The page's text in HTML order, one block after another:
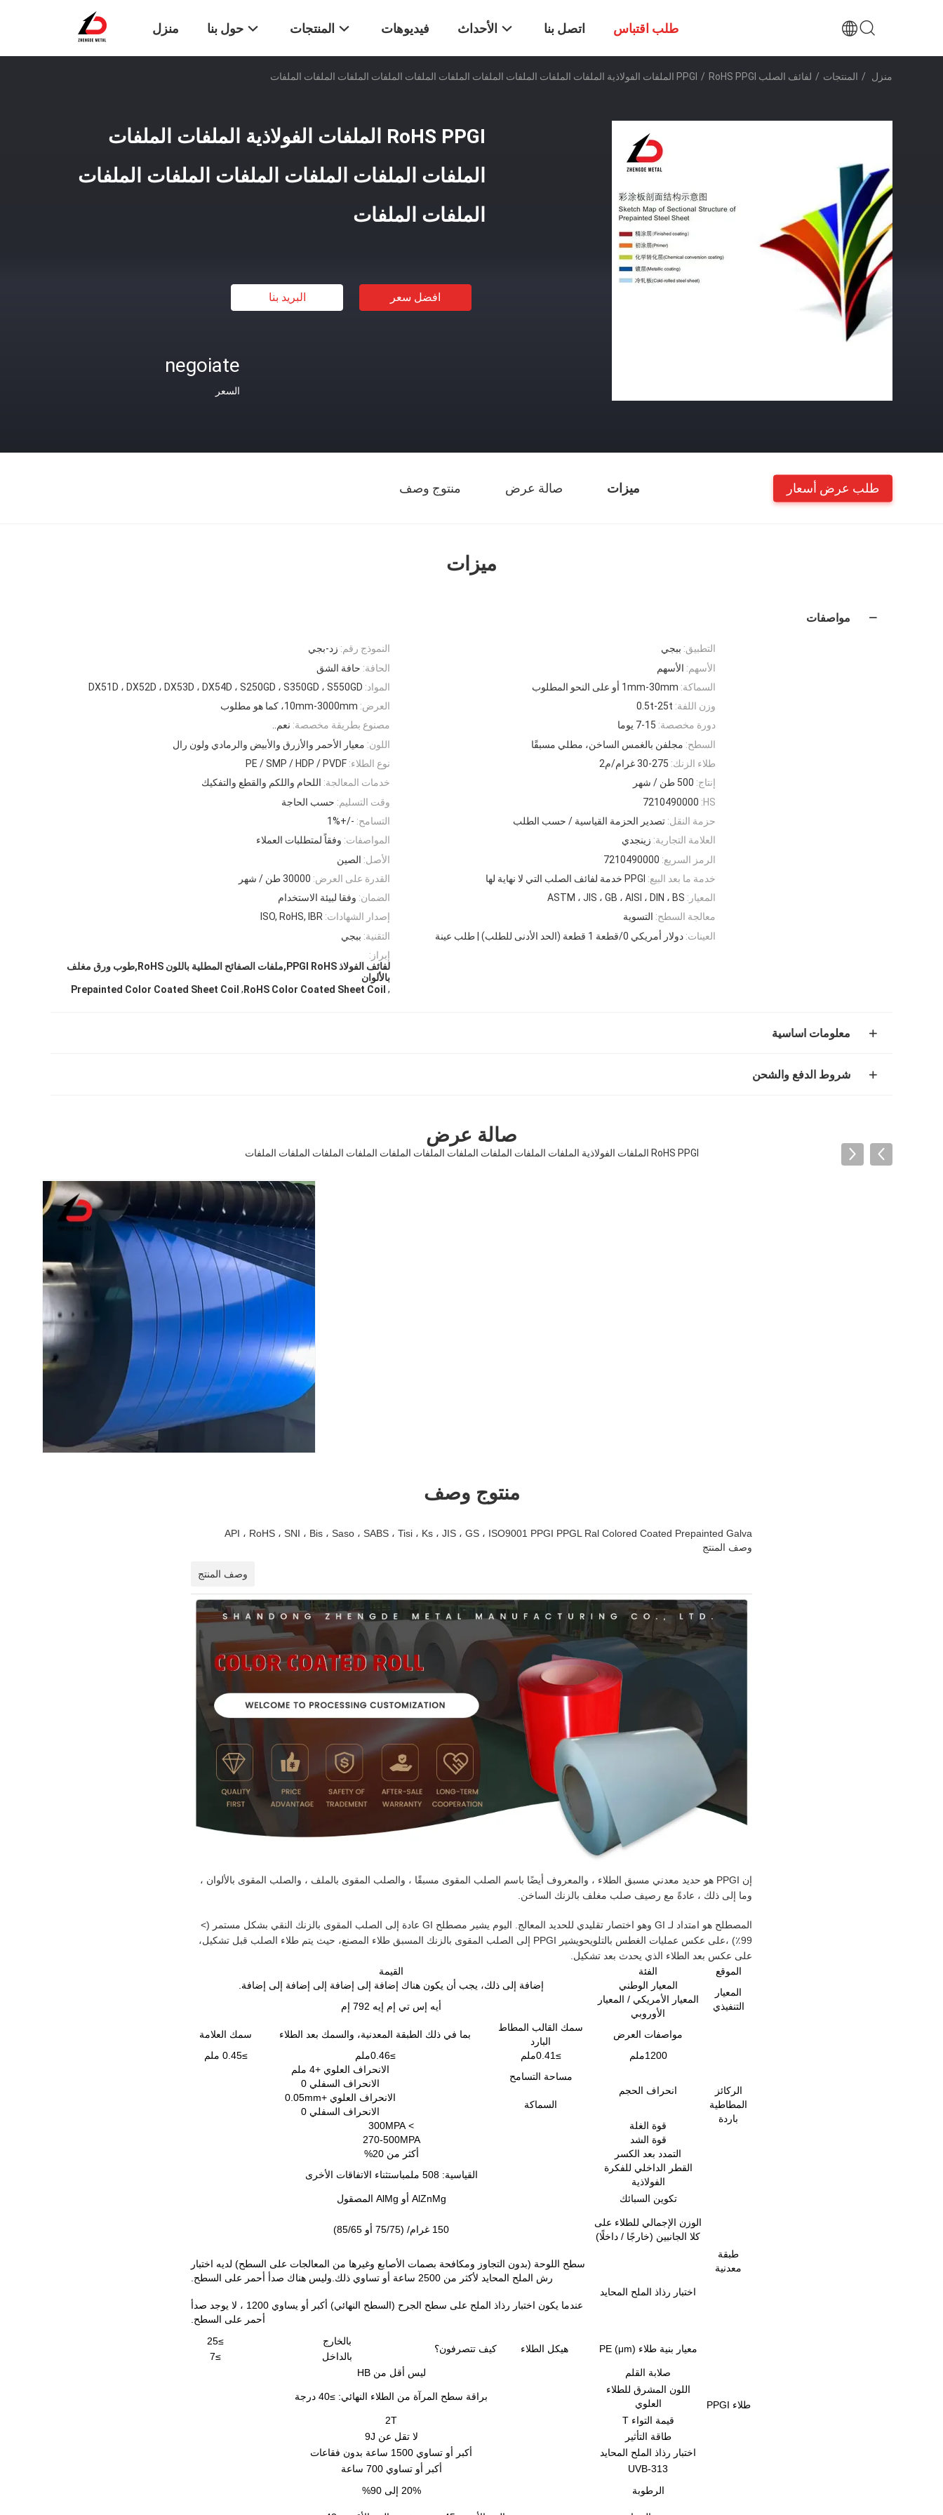
منزل حول بنا المنتجات فيديوهات الأحداث اتصل بنا طلب اقتباس
منزل / المنتجات / لفائف الصلب PPGI / RoHS PPGI الملفات الفولاذية الملفات الملفات الملفات الملفات الملفات الملفات الملفات الملفات الملفات الملفات
RoHS PPGI الملفات الفولاذية الملفات الملفات
الملفات الملفات الملفات الملفات الملفات الملفات
الملفات الملفات
افضل سعر البريد بنا
negoiate
السعر
ميزات صالة عرض منتوج وصف طلب عرض أسعار
ميزات
مواصفات
النموذج رقم: زد-بجي التطبيق: ببجي
الحافة: حافة الشق الأسهم: الأسهم
المواد: DX51D ، DX52D ، DX53D ، DX54D ، S250GD ، S350GD ، S550GD السماكة: 1mm-30mm أو على النحو المطلوب
العرض: 10mm-3000mm، كما هو مطلوب وزن اللفة: 0.5t-25t
مصنوع بطريقة مخصصة: نعم.. دورة مخصصة: 7-15 يوما
اللون: معيار الأحمر والأزرق والأبيض والرمادي ولون رال السطح: مجلفن بالغمس الساخن، مطلي مسبقًا
نوع الطلاء: PE / SMP / HDP / PVDF طلاء الزنك: 30-275 غرام/م2
خدمات المعالجة: اللحام واللكم والقطع والتفكيك إنتاج: 500 طن / شهر
وقت التسليم: حسب الحاجة HS:
7210490000
التسامح: -/+1% حزمة النقل: تصدير الحزمة القياسية / حسب الطلب
المواصفات: وفقاً لمتطلبات العملاء العلامة التجارية: زينجدي
الأصل: الصين الرمز السريع: 7210490000
القدرة على العرض: 30000 طن / شهر خدمة ما بعد البيع: PPGI خدمة لفائف الصلب التي لا نهاية لها
الضمان: وفقا لبيئة الاستخدام المعيار: ASTM ، JIS ، GB ، AISI ، DIN ، BS
إصدار الشهادات: ISO, RoHS, IBR معالجة السطح: التسوية
التقنية: ببجي العينات: دولار أمريكي 0/قطعة 1 قطعة (الحد الأدنى للطلب) | طلب عينة
إبراز:
لفائف الفولاذ PPGI RoHS,ملفات الصفائح المطلية باللون RoHS,طوب ورق مغلف
بالألوان
,
RoHS Color Coated Sheet Coil
,
Prepainted Color Coated Sheet Coil
معلومات اساسية
شروط الدفع والشحن
صالة عرض
RoHS PPGI الملفات الفولاذية الملفات الملفات الملفات الملفات الملفات الملفات الملفات الملفات الملفات الملفات
منتوج وصف
API ، RoHS ، SNI ، Bis ، Saso ، SABS ، Tisi ، Ks ، JIS ، GS ، ISO9001 PPGI PPGL Ral Colored Coated Prepainted Galva
وصف المنتج
وصف المنتج
إن PPGI هو حديد معدني مسبق الطلاء ، والمعروف أيضًا باسم الصلب المقوى مسبقًا ، والصلب المقوى بالملف ، والصلب المقوى بالألوان ،
وما إلى ذلك ، عادةً مع رصيف صلب مغلف بالزنك الساخن.
المصطلح هو امتداد لـ GI وهو اختصار تقليدي للحديد المعالج. اليوم يشير مصطلح GI عادة إلى الصلب المقوى بالزنك النقي بشكل مستمر (>
99٪) ،على عكس عمليات الغطس بالتلويحويشير PPGI إلى الصلب المقوى بالزنك المسبق طلاء المصنع، حيث يتم طلاء الصلب قبل تشكيل،
على عكس بعد الطلاء الذي يحدث بعد تشكيل.
الموقع
الفئة
القيمة
المعيار
التنفيذي
المعيار الوطني
إضافة إلى ذلك، يجب أن يكون هناك إضافة إلى إضافة إلى إضافة إلى إضافة.
المعيار الأمريكي / المعيار
الأوروبي
أيه إس تي إم إيه 792 إم
الركائز
المطاطية
باردة
مواصفات العرض
سمك القالب المطاط
البارد
بما في ذلك الطبقة المعدنية، والسمك بعد الطلاء
سمك العلامة
1200ملم
≥0.41ملم ≥0.46ملم ≥0.45 ملم
انحراف الحجم
مساحة التسامح
الانحراف العلوي +4 ملم
الانحراف السفلي 0
السماكة
الانحراف العلوي +0.05mm
الانحراف السفلي 0
قوة الغلة
> 300MPA
قوة الشد
270-500MPA
التمدد بعد الكسر
أكثر من 20%
القطر الداخلي للفكرة
الفولاذية
القياسية: 508 ملم باستثناء الاتفاقات الأخرى
طبقة
معدنية
تكوين السبائك AlZnMg أو AlMg المصقول
الوزن الإجمالي للطلاء على
كلا الجانبين (خارجًا / داخلًا)
150 غرام/ (75/75 أو 85/65)
اختبار رذاذ الملح المحايد
سطح اللوحة (بدون التجاوز ومكافحة بصمات الأصابع وغيرها من المعالجات على السطح) لديه اختبار
رش الملح المحايد لأكثر من 2500 ساعة أو تساوي ذلك.وليس هناك صدأ أحمر على السطح.
عندما يكون اختبار رذاذ الملح على سطح الجرح (السطح النهائي) أكبر أو يساوي 1200 ، لا يوجد صدأ
أحمر على السطح.
طلاء PPGI
معيار بنية طلاء PE (μm) هيكل الطلاء كيف تتصرفون؟
بالخارج
≥25
بالداخل
≥7
صلابة القلم
ليس أقل من HB
اللون المشرق للطلاء
العلوي
براقة سطح المرآة من الطلاء النهائي: ≥40 درجة
قيمة التواء T
2T
طاقة التأثير
لا تقل عن 9J
اختبار رذاذ الملح المحايد
أكبر أو تساوي 1500 ساعة بدون فقاعات
UVB-313
أكبر أو تساوي 700 ساعة
الرطوبة
20% إلى 90%